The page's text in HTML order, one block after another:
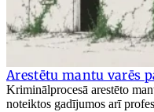
Arestētu mantu varēs
Kriminālprocesā arestēto
noteiktos gadījumos arī